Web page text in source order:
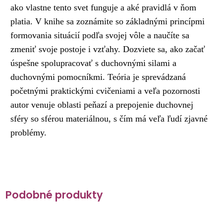
ako vlastne tento svet funguje a aké pravidlá v ňom
platia. V knihe sa zoznámite so základnými princípmi
formovania situácií podľa svojej vôle a naučíte sa
zmeniť svoje postoje i vzťahy. Dozviete sa, ako začať
úspešne spolupracovať s duchovnými silami a
duchovnými pomocníkmi. Teória je sprevádzaná
početnými praktickými cvičeniami a veľa pozornosti
autor venuje oblasti peňazí a prepojenie duchovnej
sféry so sférou materiálnou, s čím má veľa ľudí zjavné
problémy.
Podobné produkty